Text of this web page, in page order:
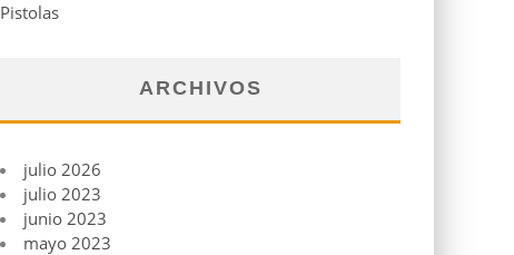
Pistolas
ARCHIVOS
julio 2026
julio 2023
junio 2023
mayo 2023